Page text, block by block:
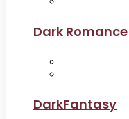
Dark Romance
DarkFantasy